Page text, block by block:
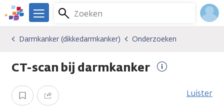
Overslaan
en
gaan
We
er
je.
Zoeken
Menu
Kankersoorten
Darmkanker (dikkedarmkanker)
Onderzoeken
Darmkanker (dikkedarmkanker) Onderzoeken
CT-scan bij darmkanker
informatie
Opslaan Delen Luister